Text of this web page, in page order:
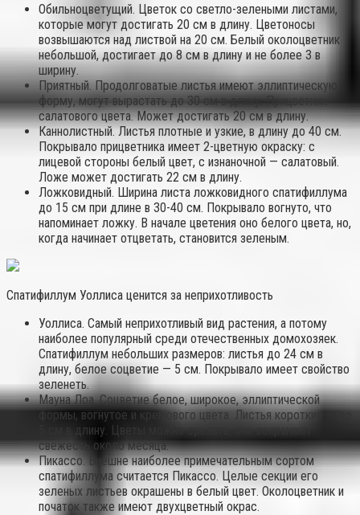
Обильноцветущий. Цветок со светло-зелеными листами,
которые могут достигать 20 см в длину. Цветоносы
возвышаются над листвой на 20 см. Белый околоцветник
небольшой, достигает до 8 см в длину и не более 3 в
ширину.
Приятный. Продолговатые листья имеют эллиптическую
форму, могут вырастать до 30 см в длину. Прицветник
салатового цвета. Может достигать 20 см в длину.
Каннолистный. Листья плотные и узкие, в длину до 40 см.
Покрывало прицветника имеет 2-цветную окраску: с
лицевой стороны белый цвет, с изнаночной — салатовый.
Ложе может достигать 22 см в длину.
Ложковидный. Ширина листа ложковидного спатифиллума
до 15 см при длине в 30-40 см. Покрывало вогнуто, что
напоминает ложку. В начале цветения оно белого цвета, но,
когда начинает отцветать, становится зеленым.
Спатифиллум Уоллиса ценится за неприхотливость
Уоллиса. Самый неприхотливый вид растения, а потому
наиболее популярный среди отечественных домохозяек.
Спатифиллум небольших размеров: листья до 24 см в
длину, белое соцветие — 5 см. Покрывало имеет свойство
зеленеть.
Мауна Лоа. Соцветие белое, широкое, эллиптической
формы, вогнутое и кремового цвета. Листья короткие — до
5 см в длину. Цветы можно срезать, они сохраняют
свежесть около месяца.
Пикассо. Внешне наиболее примечательным сортом
спатифиллума считается Пикассо. Целые секции его
зеленых листьев окрашены в белый цвет. Околоцветник и
початок также имеют двухцветный окрас.